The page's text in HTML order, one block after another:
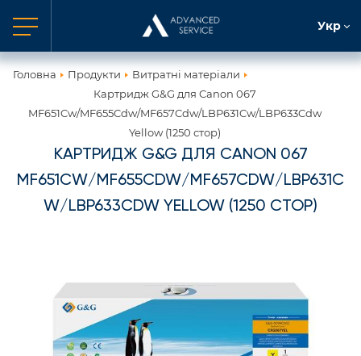
Укр
Головна Продукти
Витратні матеріали
Картридж G&G для Canon 067
MF651Cw/MF655Cdw/MF657Cdw/LBP631Cw/LBP633Cdw
Yellow (1250 стор)
КАРТРИДЖ G&G ДЛЯ CANON 067
MF651CW/MF655CDW/MF657CDW/LBP631C
W/LBP633CDW YELLOW (1250 СТОР)